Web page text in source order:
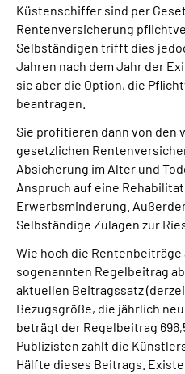
Inhalte in
Leichte Sprache
Mein
Küstenschiffer sind per
Rentenversicherung
Selbständigen trifft dies
Jahren nach dem Jahr der
sie aber die Option, die
beantragen.
Sie profitieren dann von
gesetzlichen
Absicherung im Alter und
Anspruch auf eine
Erwerbsminderung.
Selbständige Zulagen zur
Wie hoch die
sogenannten Regelbeitrag
aktuellen Beitragssatz
Bezugsgröße, die jährlich
beträgt der Regelbeitrag
Publizisten zahlt die
Hälfte dieses Beitrags.